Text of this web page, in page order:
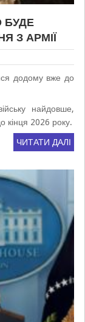
БУДЕ
З АРМІЇ
додому вже до
найдовше,
кінця 2026 року.
ЧИТАТИ ДАЛІ